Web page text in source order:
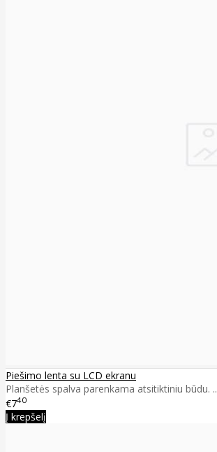
Piešimo lenta su LCD ekranu
Planšetės spalva parenkama atsitiktiniu būdu. ..
€740
Į krepšelį